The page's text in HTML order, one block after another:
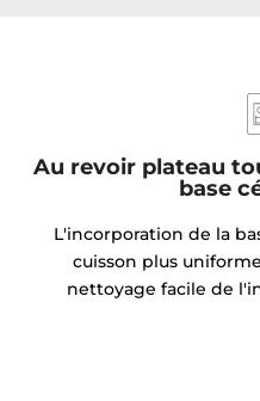
Au revoir plateau
base
L'incorporation de la
cuisson plus
nettoyage facile de